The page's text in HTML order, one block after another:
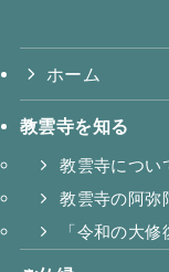
ホーム
教雲寺を知る
教雲寺につい
教雲寺の阿弥
「令和の大